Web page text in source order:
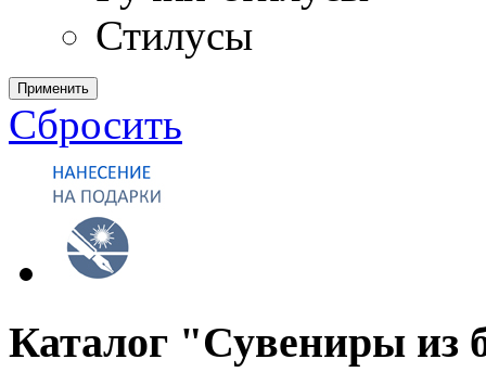
Стилусы
Применить
Сбросить
Каталог "Сувениры из